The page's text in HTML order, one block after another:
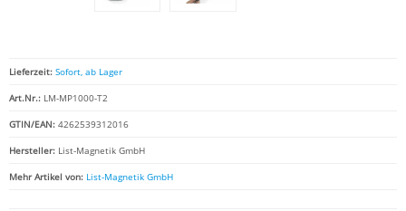
Lieferzeit: Sofort, ab Lager
Art.Nr.: LM-MP1000-T2
GTIN/EAN: 4262539312016
Hersteller: List-Magnetik GmbH
Mehr Artikel von: List-Magnetik GmbH